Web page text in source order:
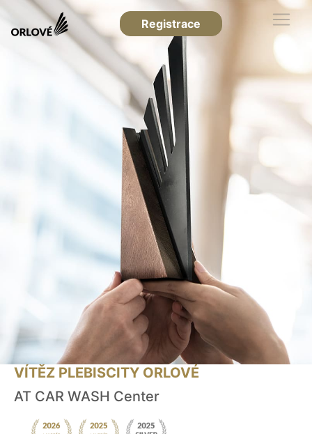
Registrace
VÍTĚZ PLEBISCITY ORLOVÉ
AT CAR WASH Center